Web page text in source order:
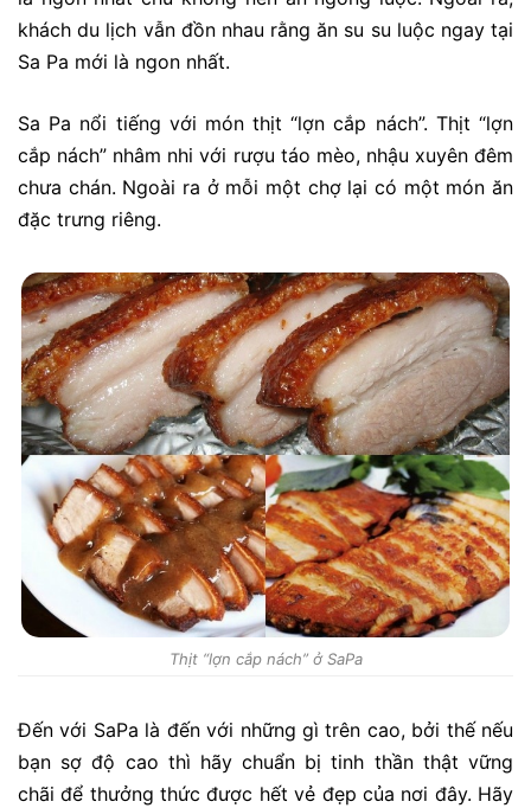
khách du lịch vẫn đồn nhau rằng ăn su su luộc ngay tại
Sa Pa mới là ngon nhất.
Sa Pa nổi tiếng với món thịt “lợn cắp nách”. Thịt “lợn
cắp nách” nhâm nhi với rượu táo mèo, nhậu xuyên đêm
chưa chán. Ngoài ra ở mỗi một chợ lại có một món ăn
đặc trưng riêng.
Thịt “lợn cắp nách” ở SaPa
Đến với SaPa là đến với những gì trên cao, bởi thế nếu
bạn sợ độ cao thì hãy chuẩn bị tinh thần thật vững
chãi để thưởng thức được hết vẻ đẹp của nơi đây. Hãy